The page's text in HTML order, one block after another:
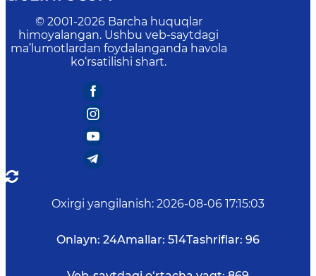
© 2001-2026 Barcha huquqlar
himoyalangan. Ushbu veb-saytdagi
ma’lumotlardan foydalanganda havola
ko‘rsatilishi shart.
Oxirgi yangilanish: 2026-08-06 17:15:03
Onlayn: 24Amallar: 514Tashriflar: 96